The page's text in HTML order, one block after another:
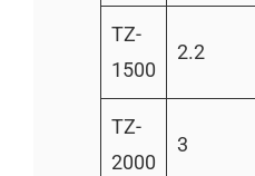
TZ-
1500
2.2
TZ-
2000
3